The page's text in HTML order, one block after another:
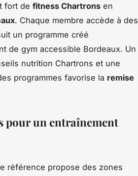
fort de fitness Chartrons en
. Chaque membre accède à des
un programme créé
de gym accessible Bordeaux. Un
nutrition Chartrons et une
programmes favorise la remise
pour un entraînement
référence propose des zones